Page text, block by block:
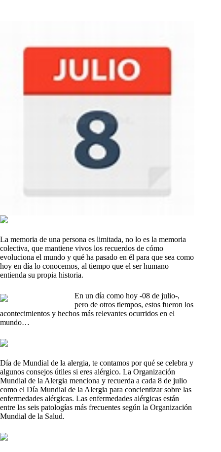
La memoria de una persona es limitada, no lo es la memoria
colectiva, que mantiene vivos los recuerdos de cómo
evoluciona el mundo y qué ha pasado en él para que sea como
hoy en día lo conocemos, al tiempo que el ser humano
entienda su propia historia.
En un día como hoy -08 de julio-,
pero de otros tiempos, estos fueron los
acontecimientos y hechos más relevantes ocurridos en el
mundo…
Día de Mundial de la alergia, te contamos por qué se celebra y
algunos consejos útiles si eres alérgico. La Organización
Mundial de la Alergia menciona y recuerda a cada 8 de julio
como el Día Mundial de la Alergia para concientizar sobre las
enfermedades alérgicas. Las enfermedades alérgicas están
entre las seis patologías más frecuentes según la Organización
Mundial de la Salud.